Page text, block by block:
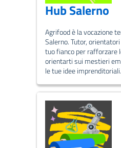
Hub Salerno
Agrifood è la vocazione
Salerno. Tutor,
tuo fianco per rafforzare
orientarti sui mestieri
le tue idee imprenditoriali.